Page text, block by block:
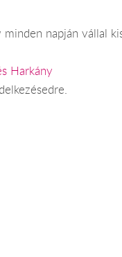
napján vállal
Harkány